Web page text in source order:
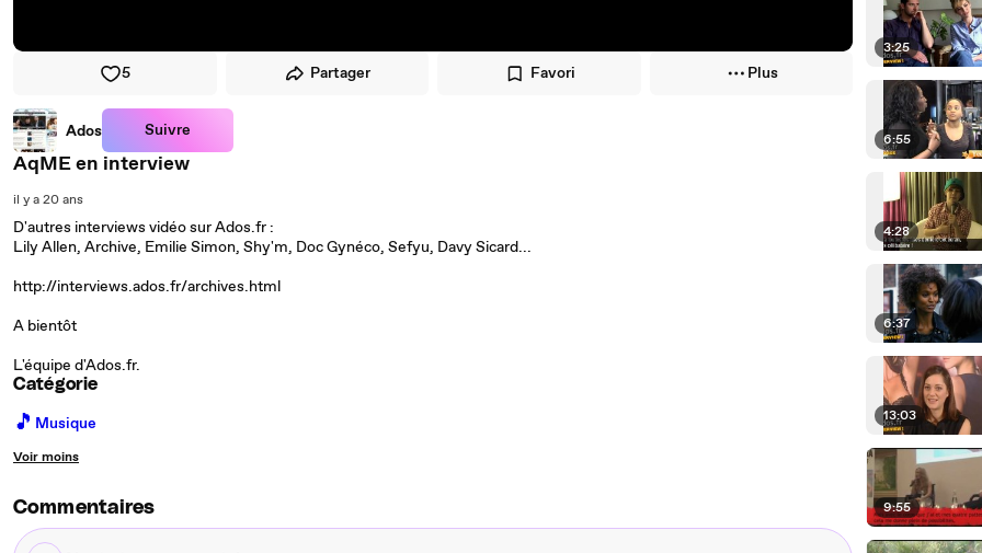
5 Partager Favori Plus
Ados Suivre
AqME en interview
il y a 20 ans
D'autres interviews vidéo sur Ados.fr :
Lily Allen, Archive, Emilie Simon, Shy'm, Doc Gynéco, Sefyu, Davy Sicard...
http://interviews.ados.fr/archives.html
A bientôt
L'équipe d'Ados.fr.
Catégorie
🎵 Musique
Voir moins
Commentaires
3:25
6:55
4:28
6:37
13:03
9:55